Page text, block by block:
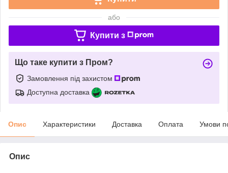
або
Купити з
Що таке купити з Пром?
Замовлення під захистом
Доступна доставка
Опис Характеристики Доставка Оплата Умови
Опис